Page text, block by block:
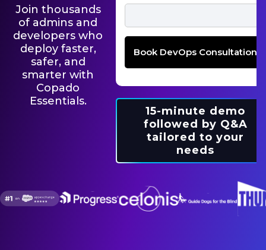
Join thousands
of admins and
developers who
deploy faster,
safer, and
smarter with
Copado
Essentials.
15-minute demo
followed by Q&A
tailored to your
needs